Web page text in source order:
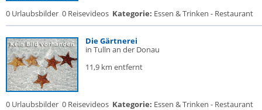
0 Urlaubsbilder 0 Reisevideos Kategorie: Essen & Trinken - Restaurant
Die Gärtnerei
in Tulln an der Donau
11,9 km entfernt
0 Urlaubsbilder 0 Reisevideos Kategorie: Essen & Trinken - Restaurant